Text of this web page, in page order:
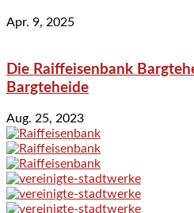
Apr. 9, 2025
Die Raiffeisenbank
Bargteheide
Aug. 25, 2023